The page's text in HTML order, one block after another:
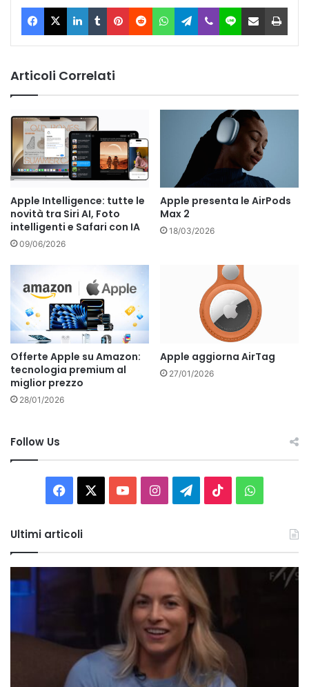
Facebook
X LinkedIn
TumblrPinterest
RedditWhatsAppTelegram
ViberLine Condividi via Email
Articoli Correlati
Apple Intelligence: tutte le
novità tra Siri AI, Foto
intelligenti e Safari con IA
09/06/2026
Apple presenta le AirPods
Max 2
18/03/2026
Offerte Apple su Amazon:
tecnologia premium al
miglior prezzo
28/01/2026
Apple aggiorna AirTag
27/01/2026
Follow Us
Facebook You InstagramTelegram
TikTok
Ultimi articoli